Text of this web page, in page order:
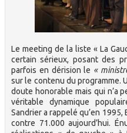
Le meeting de la liste « La
certain sérieux, posant des
parfois en dérision le «
sur le contenu du programme.
doute honorable mais qui n’a
véritable dynamique
Sandrier a rappelé qu’en
contre 71.000 aujourd’hui.